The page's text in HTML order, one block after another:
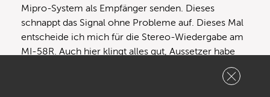
Mipro-System als Empfänger senden. Dieses
schnappt das Signal ohne Probleme auf. Dieses Mal
entscheide ich mich für die Stereo-Wiedergabe am
MI-58R. Auch hier klingt alles gut, Aussetzer habe
ich keine wahrnehmen können. Auch das Stereobild
wird gut differenziert dargestellt. Alle Instrumente